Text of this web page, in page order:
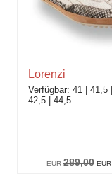
EUR289,00EUR
Lorenzi
41 41,5
42,5
44,5